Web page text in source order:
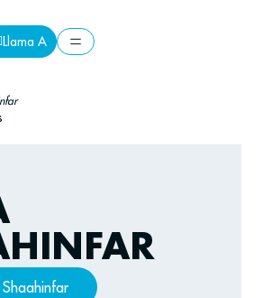
Llama A
Llama A
Shaahinfar